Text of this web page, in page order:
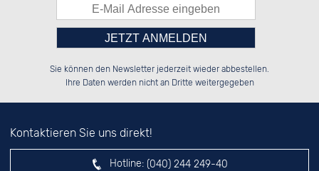
██░░██░░██░░░░░░░░░░██░░██░░░░░░
██████░░██████░░░░████░░██████░░
░░░░██░░░░░░██░░░░░░██░░░░░░██░░
Bitte tragen Sie die Zahl in
das nebenstehende Feld ein.
Sie können den Newsletter jederzeit wieder abbestellen.
Ihre Daten werden nicht an Dritte weitergegeben
Kontaktieren Sie uns direkt!
Hotline: (040) 244 249-40